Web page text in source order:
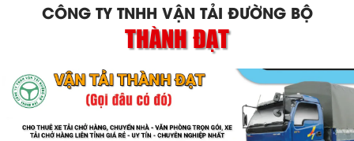
CÔNG TY TNHH VẬN TẢI ĐƯỜNG BỘ
THÀNH ĐẠT